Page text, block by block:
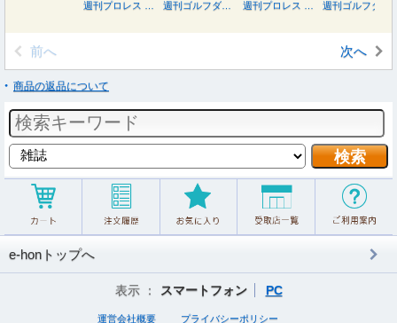
前へ 次へ
商品の返品について
e-honトップへ
表示 ： スマートフォン PC
運営会社概要 プライバシーポリシー